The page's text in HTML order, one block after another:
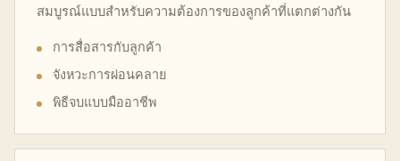
สมบูรณ์แบบสำหรับความต้องการของลูกค้าที่แตกต่างกัน
การสื่อสารกับลูกค้า
จังหวะการผ่อนคลาย
พิธีจบแบบมืออาชีพ